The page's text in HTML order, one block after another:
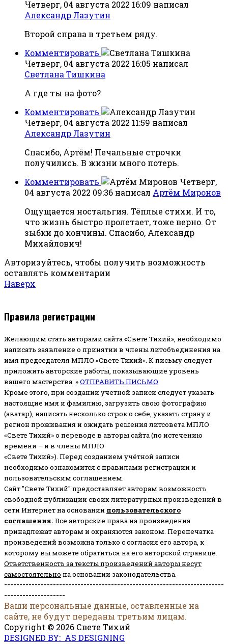
Четверг, 04 августа 2022 16:09 написал
Александр Лазутин
Второй справа в третьем ряду.
Комментировать
Четверг, 04 августа 2022 16:05 написал
Светлана Тишкина
А где ты на фото?
Комментировать
Четверг, 04 августа 2022 11:59 написал
Александр Лазутин
Спасибо, Артём! Печальные строчки
получились. В жизни много потерь.
Комментировать
Четверг,
04 августа 2022 09:36 написал Артём Миронов
Ощущается ностальгия. Тёплые стихи. И то,
что жизнь быстро пролетает, тоже верно. От
зыбки до кончины. Спасибо, Александр
Михайлович!
Авторизуйтесь, чтобы получить возможность
оставлять комментарии
Наверх
Правила регистрации
Желающим стать авторами сайта «Свете Тихий», необходимо
написать заявление о принятии в члены литобъединения на
имя председателя МПЛО «Свете Тихий». К письму следует
приложить авторские работы, показывающие уровень
вашего мастерства. »ОТПРАВИТЬ ПИСЬМО
Кроме этого, при создании учетной записи следует указать
настоящие имя и фамилию, загрузить свою фотографию
(аватар), написать несколько строк о себе, указать страну и
регион проживания и ожидать решения литсовета МПЛО
«Свете Тихий» о переводе в авторы сайта (по истечению
времени – и в члены МПЛО
«Свете Тихий»). Перед созданием учётной записи
необходимо ознакомится с правилами регистрации и
пользовательским соглашением.
Сайт "Свете Тихий" предоставляет авторам возможность
свободной публикации своих литературных произведений в
сети Интернет на основании пользовательского
соглашения. Все авторские права на произведения
принадлежат авторам и охраняются законом. Перепечатка
произведений возможна только с согласия его автора, к
которому вы можете обратиться на его авторской странице.
Ответственность за тексты произведений авторы несут
самостоятельно на основании законодательства.
------------------------------------------------------------------------
--------------------
Ваши персональные данные, оставленные на
сайте, не будут переданы третьим лицам.
Copyright © 2026 Свете Тихий
DESIGNED BY: AS DESIGNING